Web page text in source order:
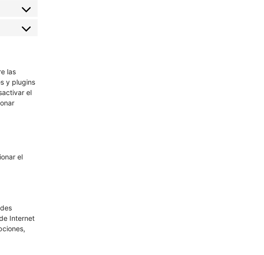
google-
service
google-
Consent
service
Consent
las
y plugins
el
el
Internet